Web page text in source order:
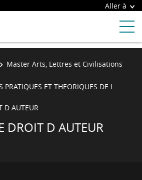
Aller à
Master Arts, Lettres et Civilisations
PRATIQUES ET THEORIQUES DE L
D AUTEUR
DROIT D AUTEUR